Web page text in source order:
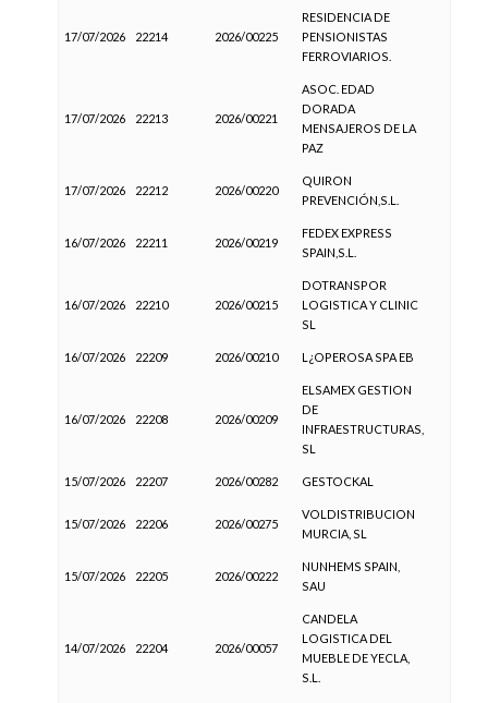
17/07/2026 22214 2026/00225
RESIDENCIA DE
PENSIONISTAS
FERROVIARIOS.
17/07/2026 22213 2026/00221
ASOC. EDAD
DORADA
MENSAJEROS DE LA
PAZ
17/07/2026 22212 2026/00220
QUIRON
PREVENCIÓN,S.L.
16/07/2026 22211 2026/00219
FEDEX EXPRESS
SPAIN,S.L.
16/07/2026 22210 2026/00215
DOTRANSPOR
LOGISTICA Y CLINIC
SL
16/07/2026 22209 2026/00210 L¿OPEROSA SPA EB
16/07/2026 22208 2026/00209
ELSAMEX GESTION
DE
INFRAESTRUCTURAS,
SL
15/07/2026 22207 2026/00282 GESTOCKAL
15/07/2026 22206 2026/00275
VOLDISTRIBUCION
MURCIA, SL
15/07/2026 22205 2026/00222
NUNHEMS SPAIN,
SAU
14/07/2026 22204 2026/00057
CANDELA
LOGISTICA DEL
MUEBLE DE YECLA,
S.L.